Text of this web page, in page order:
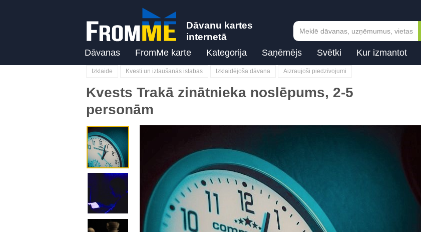
Dāvanu kartes
internetā
Dāvanas FromMe karte Kategorija Saņēmējs Svētki Kur izmantot
Izklaide Kvesti un izlaušanās istabas Izklaidējoša dāvana Aizraujoši piedzīvojumi
Kvests Trakā zinātnieka noslēpums, 2-5
personām
Previous Next